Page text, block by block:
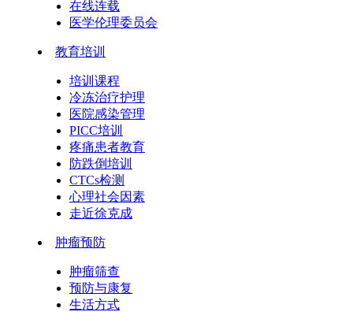
在线连载
医学伦理委员会
教育培训
培训课程
冷冻治疗护理
医院感染管理
PICC培训
疼痛患者教育
防跌倒培训
CTCs检测
心理社会因素
走近徐克成
肿瘤预防
肿瘤筛查
预防与康复
生活方式